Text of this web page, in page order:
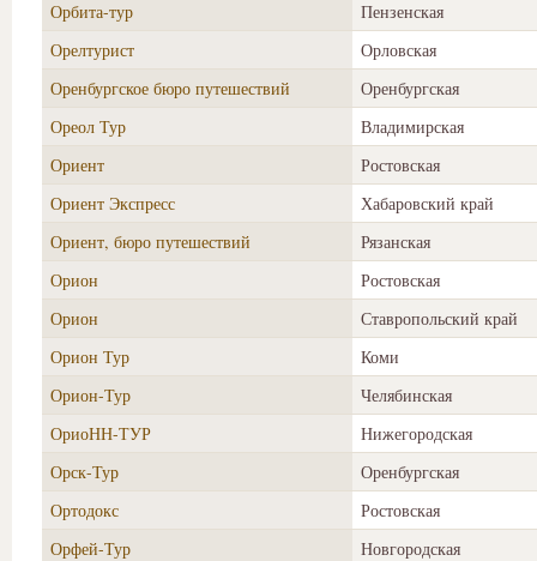
Орбита-тур
Пензенская
Орелтурист
Орловская
Оренбургское бюро путешествий
Оренбургская
Ореол Тур
Владимирская
Ориент
Ростовская
Ориент Экспресс
Хабаровский край
Ориент, бюро путешествий
Рязанская
Орион
Ростовская
Орион
Ставропольский край
Орион Тур
Коми
Орион-Тур
Челябинская
ОриоНН-ТУР
Нижегородская
Орск-Тур
Оренбургская
Ортодокс
Ростовская
Орфей-Тур
Новгородская